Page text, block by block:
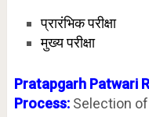
प्रारंभिक परीक्षा
मुख्य परीक्षा
Pratapgarh Patwari
Process: Selection